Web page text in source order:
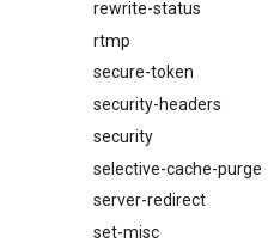
rewrite-status
rtmp
secure-token
security-headers
security
selective-cache-purge
server-redirect
set-misc